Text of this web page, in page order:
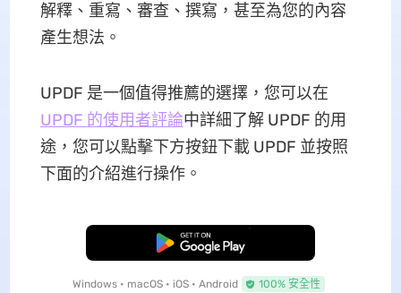
解釋、重寫、審查、撰寫，甚至為您的內容
產生想法。
UPDF 是一個值得推薦的選擇，您可以在
UPDF 的使用者評論中詳細了解 UPDF 的用
途，您可以點擊下方按鈕下載 UPDF 並按照
下面的介紹進行操作。
免費下載
Windows • macOS • iOS • Android 100% 安全性